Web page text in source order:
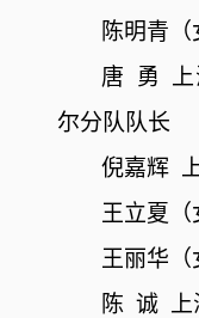
陈明青（
唐
勇
尔分队队长
倪嘉辉
王立夏（
王丽华（
陈 诚